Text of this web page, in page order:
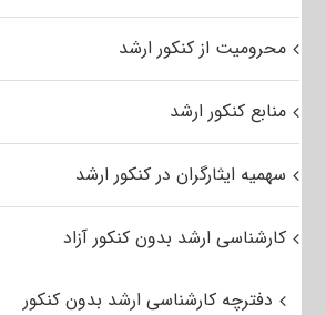
محرومیت از کنکور ارشد
منابع کنکور ارشد
سهمیه ایثارگران در کنکور ارشد
کارشناسی ارشد بدون کنکور آزاد
دفترچه کارشناسی ارشد بدون کنکور